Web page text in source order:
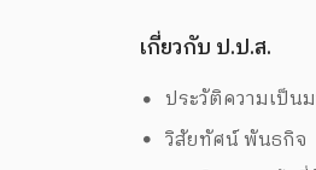
เกี่ยวกับ ป.ป.ส.
ประวัติความเป็น
วิสัยทัศน์ พันธกิจ